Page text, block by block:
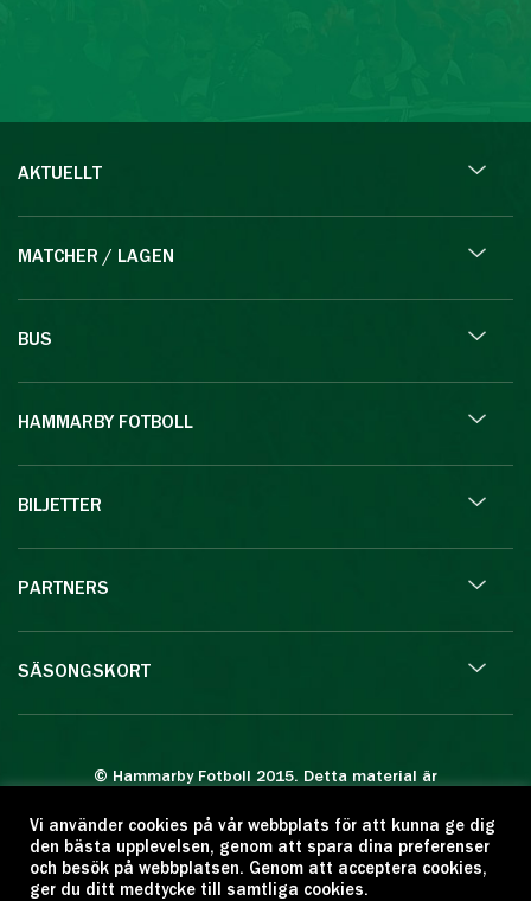
AKTUELLT
MATCHER / LAGEN
BUS
HAMMARBY FOTBOLL
BILJETTER
PARTNERS
SÄSONGSKORT
© Hammarby Fotboll 2015. Detta material är
Eftertryck eller annan kopiering är förbjuden.
Citera oss gärna men ange källan:
www.hammarbyfotboll.se. Ansvarig utgivare:
Vi använder cookies på vår webbplats för att kunna ge dig
den bästa upplevelsen, genom att spara dina preferenser
och besök på webbplatsen. Genom att acceptera cookies,
ger du ditt medtycke till samtliga cookies.